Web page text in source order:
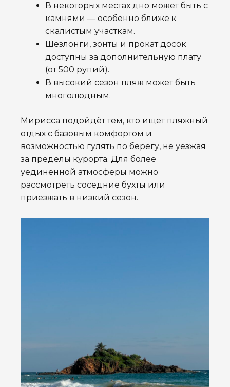
В некоторых местах дно может быть с
камнями — особенно ближе к
скалистым участкам.
Шезлонги, зонты и прокат досок
доступны за дополнительную плату
(от 500 рупий).
В высокий сезон пляж может быть
многолюдным.
Мирисса подойдёт тем, кто ищет пляжный
отдых с базовым комфортом и
возможностью гулять по берегу, не уезжая
за пределы курорта. Для более
уединённой атмосферы можно
рассмотреть соседние бухты или
приезжать в низкий сезон.